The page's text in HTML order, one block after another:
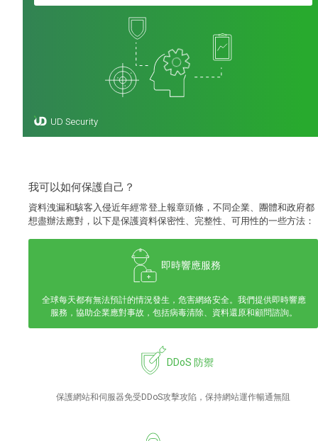
我可以如何保護自己？
資料洩漏和駭客入侵近年經常登上報章頭條，不同企業、團體和政府都
想盡辦法應對，以下是保護資料保密性、完整性、可用性的一些方法：
即時響應服務
全球每天都有無法預計的情況發生，危害網絡安全。我們提供即時響應
服務，協助企業應對事故，包括病毒清除、資料還原和顧問諮詢。
DDoS 防禦
保護網站和伺服器免受DDoS攻擊攻陷，保持網站運作暢通無阻